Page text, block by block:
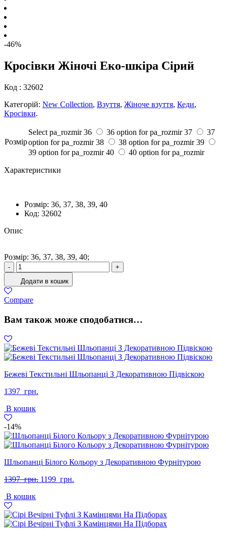
-46%
Кросівки Жіночі Еко-шкіра Сірий
Код : 32602
Категорій: New Collection, Взуття, Жіноче взуття, Кеди,
Кросівки.
Розмiр
Select pa_rozmir 36 36 option for pa_rozmir 37
37
option for pa_rozmir 38 38 option for pa_rozmir 39
39 option for pa_rozmir 40 40 option for pa_rozmir
Характеристики
Розмiр: 36, 37, 38, 39, 40
Код: 32602
Опис
Розмiр: 36, 37, 38, 39, 40;
Кросівки
Жіночі
Еко-
шкіра
Сірий
-
+
Додати в кошик
Compare
Вам також може сподобатися…
Бежеві Текстильні Шльопанці З Декоративною Підвіскою
1397 грн.
В кошик
-14%
Шльопанці Білого Кольору з Декоративною Фурнітурою
1397 грн. Оригінальна
1199 грн.
В кошик